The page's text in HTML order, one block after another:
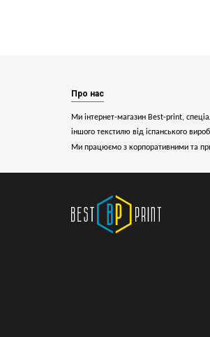
Про нас
Ми інтернет-магазин Best-print,
іншого текстилю від іспанського
Ми працюємо з корпоративними та